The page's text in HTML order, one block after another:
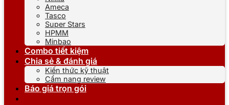
Ameca
Tasco
Super Stars
HPMM
Minbao
Combo tiết kiệm
Chia sẻ & đánh giá
Kiến thức kỹ thuật
Cẩm nang review
Báo giá trọn gói